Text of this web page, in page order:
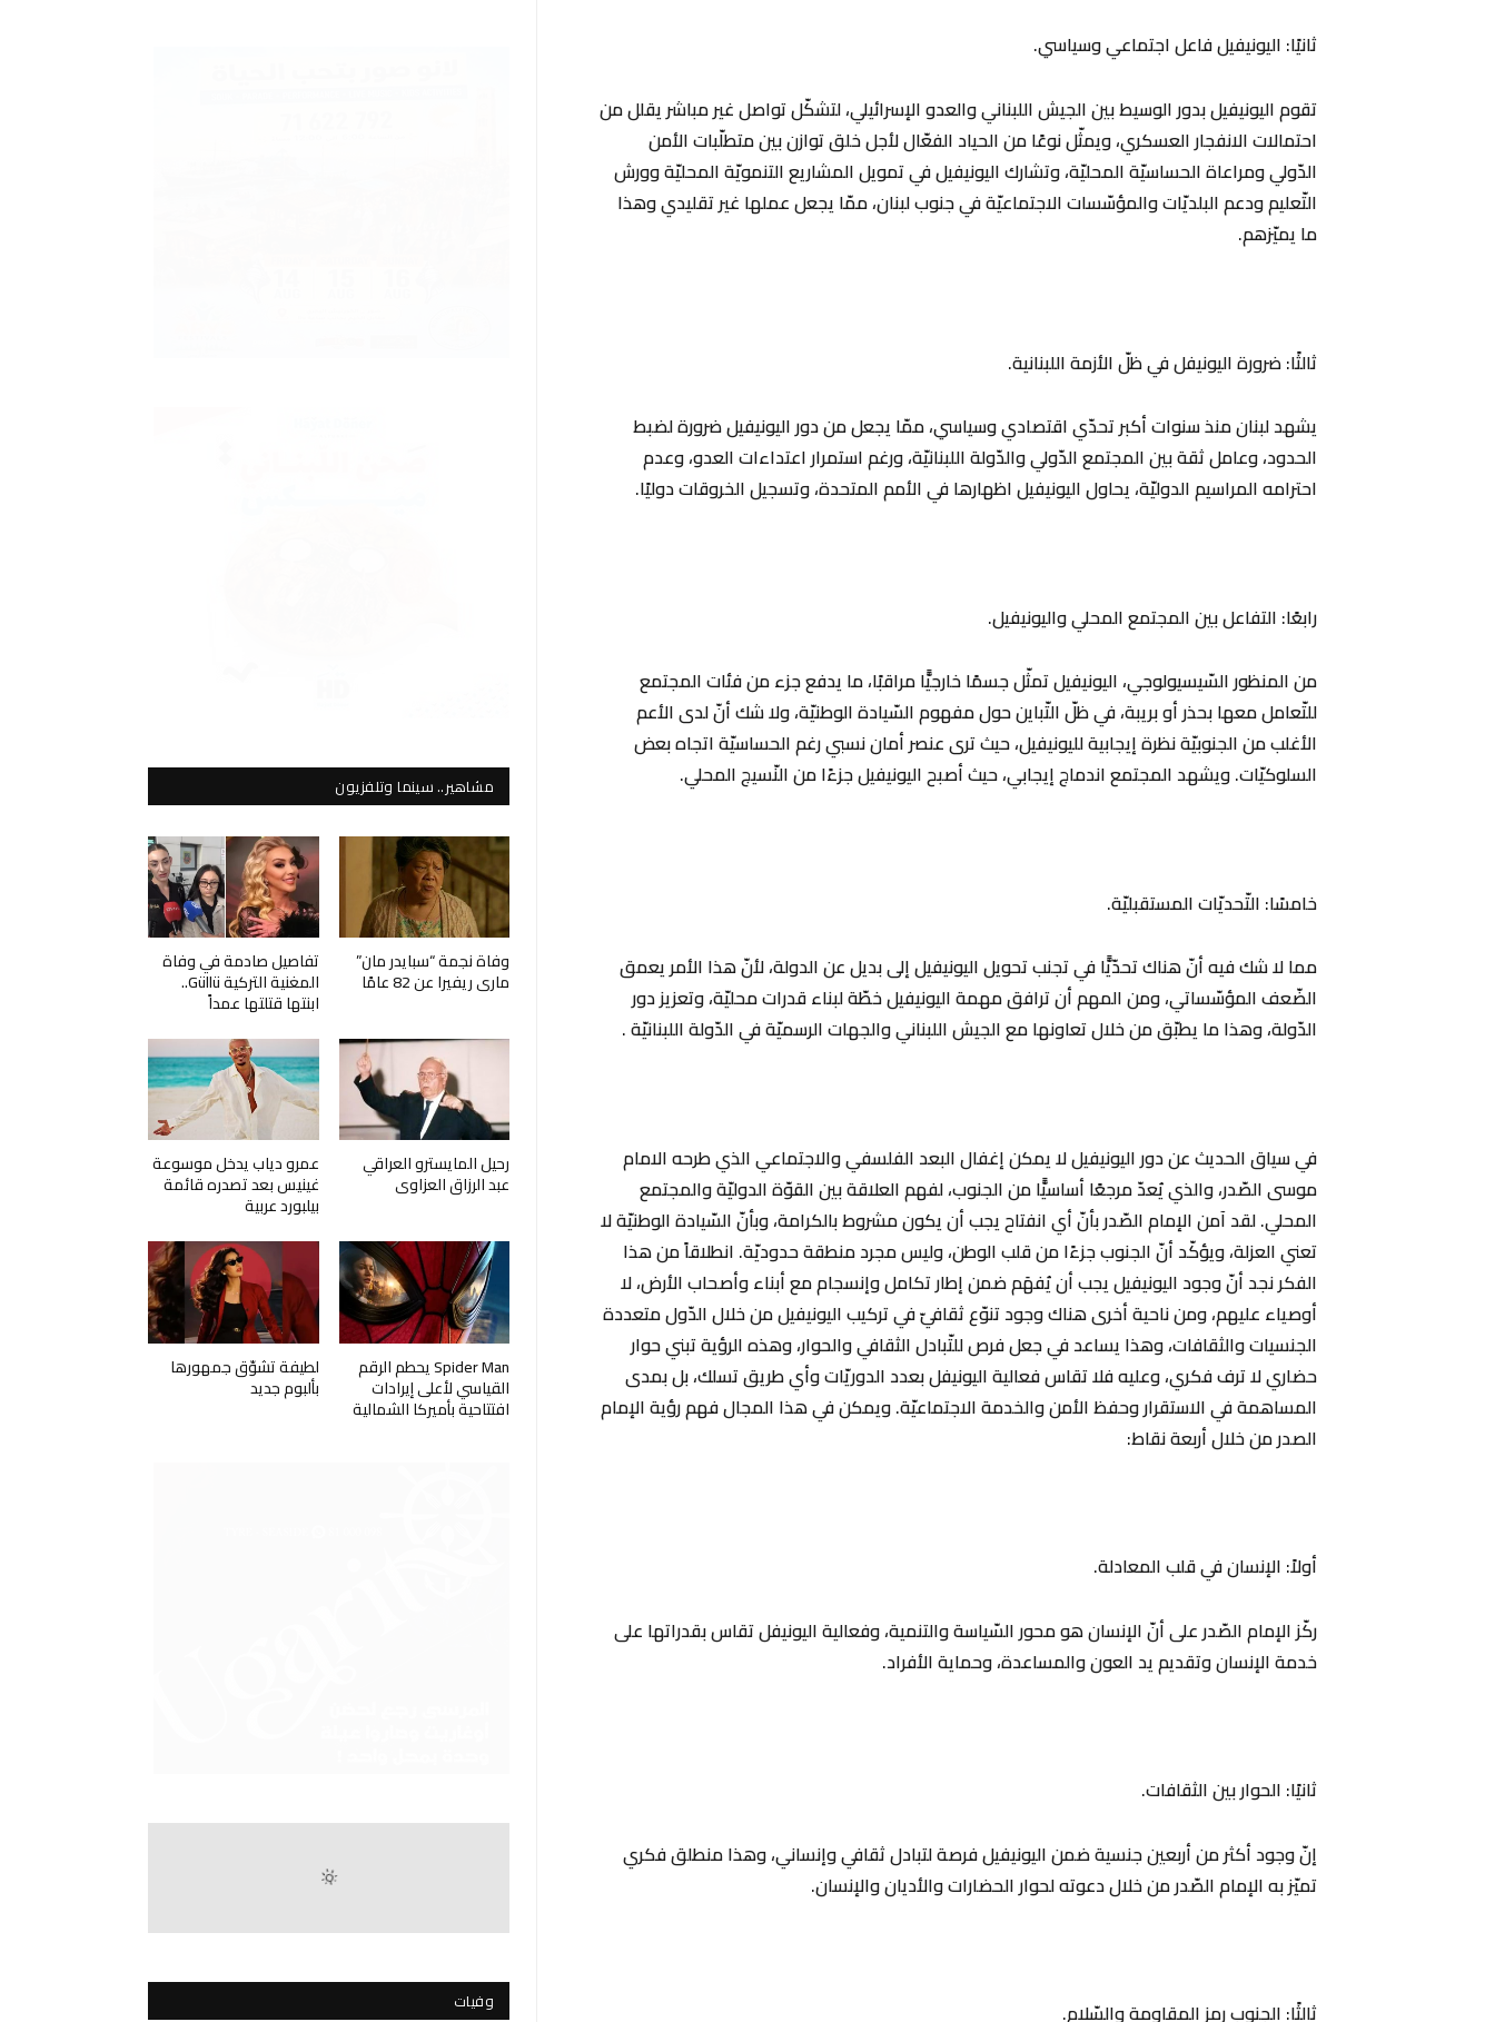
‏ثانيًا: اليونيفيل فاعل اجتماعي وسياسي.
‏تقوم اليونيفيل بدور الوسيط بين الجيش اللبناني والعدو الإسرائيلي، لتشكّل تواصل غير مباشر يقلل من
احتمالات الانفجار العسكري، ويمثّل نوعًا من الحياد الفعّال لأجل خلق توازن بين متطلّبات الأمن
الدّولي ومراعاة الحساسيّة المحليّة، وتشارك اليونيفيل في تمويل المشاريع التنمويّة المحليّة وورش
التّعليم ودعم البلديّات والمؤسّسات الاجتماعيّة في جنوب لبنان، ممّا يجعل عملها غير تقليدي وهذا
ما يميّزهم.
‏ثالثًا: ضرورة اليونيفل في ظلّ الأزمة اللبنانية.
‏يشهد لبنان منذ سنوات أكبر تحدّي اقتصادي وسياسي، ممّا يجعل من دور اليونيفيل ضرورة لضبط
الحدود، وعامل ثقة بين المجتمع الدّولي والدّولة اللبنانيّة، ورغم استمرار اعتداءات العدو، وعدم
احترامه المراسيم الدوليّة، يحاول اليونيفيل اظهارها في الأمم المتحدة، وتسجيل الخروقات دوليًا.
‏رابعًا: التفاعل بين المجتمع المحلي واليونيفيل.
‏من المنظور السّيسيولوجي، اليونيفيل تمثّل جسمًا خارجيًّا مراقبًا، ما يدفع جزء من فئات المجتمع
للتّعامل معها بحذر أو بريبة، في ظلّ التّباين حول مفهوم السّيادة الوطنيّة، ولا شك أنّ لدى الأعم
الأغلب من الجنوبيّة نظرة إيجابية لليونيفيل، حيث ترى عنصر أمان نسبي رغم الحساسيّة اتجاه بعض
السلوكيّات. ويشهد المجتمع اندماج إيجابي، حيث أصبح اليونيفيل جزءًا من النّسيج المحلي.
‏خامسًا: التّحديّات المستقبليّة.
مما لا شك فيه أنّ هناك تحدّيًّا في تجنب تحويل اليونيفيل إلى بديل عن الدولة، لأنّ هذا الأمر يعمق
الضّعف المؤسّساتي، ومن المهم أن ترافق مهمة اليونيفيل خطّة لبناء قدرات محليّة، وتعزيز دور
الدّولة، وهذا ما يطبّق من خلال تعاونها مع الجيش اللبناني والجهات الرسميّة في الدّولة اللبنانيّة .
في سياق الحديث عن دور اليونيفيل لا يمكن إغفال البعد الفلسفي والاجتماعي الذي طرحه الامام
موسى الصّدر، والذي يُعدّ مرجعًا أساسيًّا من الجنوب، لفهم العلاقة بين القوّة الدوليّة والمجتمع
المحلي. لقد آمن الإمام الصّدر بأنّ أي انفتاح يجب أن يكون مشروط بالكرامة، وبأنّ السّيادة الوطنيّة لا
تعني العزلة، ويؤكّد أنّ الجنوب جزءًا من قلب الوطن، وليس مجرد منطقة حدوديّة. انطلاقاً من هذا
الفكر نجد أنّ وجود اليونيفيل يجب أن يُفهَم ضمن إطار تكامل وإنسجام مع أبناء وأصحاب الأرض، لا
أوصياء عليهم، ومن ناحية أخرى هناك وجود تنوّع ثقافيّ في تركيب اليونيفيل من خلال الدّول متعددة
الجنسيات والثقافات، وهذا يساعد في جعل فرص للتّبادل الثقافي والحوار، وهذه الرؤية تبني حوار
حضاري لا ترف فكري، وعليه فلا تقاس فعالية اليونيفل بعدد الدوريّات وأي طريق تسلك، بل بمدى
المساهمة في الاستقرار وحفظ الأمن والخدمة الاجتماعيّة. ويمكن في هذا المجال فهم رؤية الإمام
الصدر من خلال أربعة نقاط:
‏أولاً: الإنسان في قلب المعادلة.
ركّز الإمام الصّدر على أنّ الإنسان هو محور السّياسة والتنمية، وفعالية اليونيفل تقاس بقدراتها على
خدمة الإنسان وتقديم يد العون والمساعدة، وحماية الأفراد.
‏ثانيًا: الحوار بين الثقافات.
‏إنّ وجود أكثر من أربعين جنسية ضمن اليونيفيل فرصة لتبادل ثقافي وإنساني، وهذا منطلق فكري
تميّز به الإمام الصّدر من خلال دعوته لحوار الحضارات والأديان والإنسان.
‏ثالثًا: الجنوب رمز المقاومة والسّلام.
مشاهير.. سينما وتلفزيون
وفاة نجمة “سبايدر مان”
ماري ريفيرا عن 82 عامًا
تفاصيل صادمة في وفاة
المغنية التركية Güllü..
ابنتها قتلتها عمداً
رحيل المايسترو العراقي
عبد الرزاق العزاوي
عمرو دياب يدخل موسوعة
غينيس بعد تصدره قائمة
بيلبورد عربية
Spider Man يحطم الرقم
القياسي لأعلى إيرادات
افتتاحية بأميركا الشمالية
لطيفة تشوّق جمهورها
بألبوم جديد
وفيات